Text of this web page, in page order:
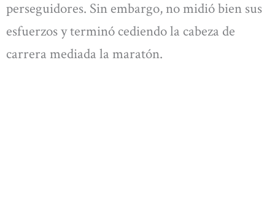
perseguidores. Sin embargo, no midió bien sus
esfuerzos y terminó cediendo la cabeza de
carrera mediada la maratón.